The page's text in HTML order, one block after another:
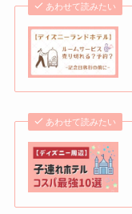
あわせて読みたい
あわせて読みたい